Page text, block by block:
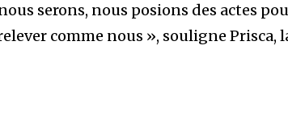
serons, nous posions des actes
comme nous », souligne Prisca,